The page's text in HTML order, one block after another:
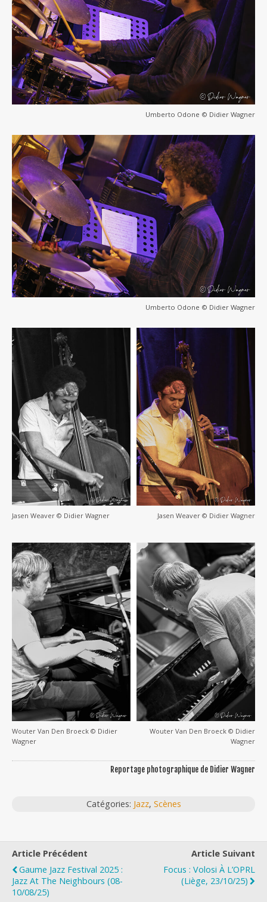
Umberto Odone © Didier Wagner
Umberto Odone © Didier Wagner
Jasen Weaver © Didier Wagner Jasen Weaver © Didier Wagner
Wouter Van Den Broeck © Didier
Wagner
Wouter Van Den Broeck © Didier
Wagner
Reportage photographique de Didier Wagner
Catégories: Jazz, Scènes
Article Précédent
Gaume Jazz Festival 2025 :
Jazz At The Neighbours (08-
10/08/25)
Article Suivant
Focus : Volosi À L’OPRL
(Liège, 23/10/25)